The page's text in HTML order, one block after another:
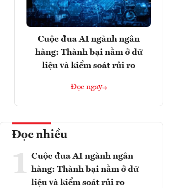
Cuộc đua AI ngành ngân
hàng: Thành bại nằm ở dữ
liệu và kiểm soát rủi ro
Đọc ngay
Đọc nhiều
1 Cuộc đua AI ngành ngân
hàng: Thành bại nằm ở dữ
liệu và kiểm soát rủi ro